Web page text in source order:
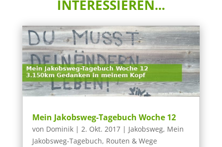
INTERESSIEREN...
Mein Jakobsweg-Tagebuch Woche 12
von Dominik| 2. Okt. 2017| Jakobsweg, Mein
Jakobsweg-Tagebuch, Routen & Wege